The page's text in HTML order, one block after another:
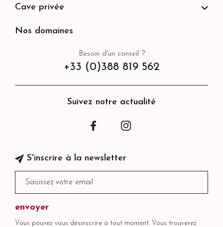
Besoin d'un conseil ?
+33 (0)388 819 562
Suivez notre actualité
Facebook
S'inscrire à la newsletter
Vous pouvez vous désinscrire à tout moment. Vous trouverez
Cave privée
Nos domaines